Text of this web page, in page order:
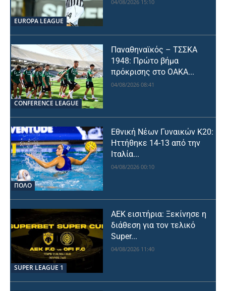
EUROPA LEAGUE
04/08/2026 15:10
CONFERENCE LEAGUE
Παναθηναϊκός – ΤΣΣΚΑ
1948: Πρώτο βήμα
πρόκρισης στο ΟΑΚΑ...
04/08/2026 08:41
ΠΟΛΟ
Εθνική Νέων Γυναικών Κ20:
Ηττήθηκε 14-13 από την
Ιταλία...
04/08/2026 00:10
SUPER LEAGUE 1
ΑΕΚ εισιτήρια: Ξεκίνησε η
διάθεση για τον τελικό
Super...
04/08/2026 11:40